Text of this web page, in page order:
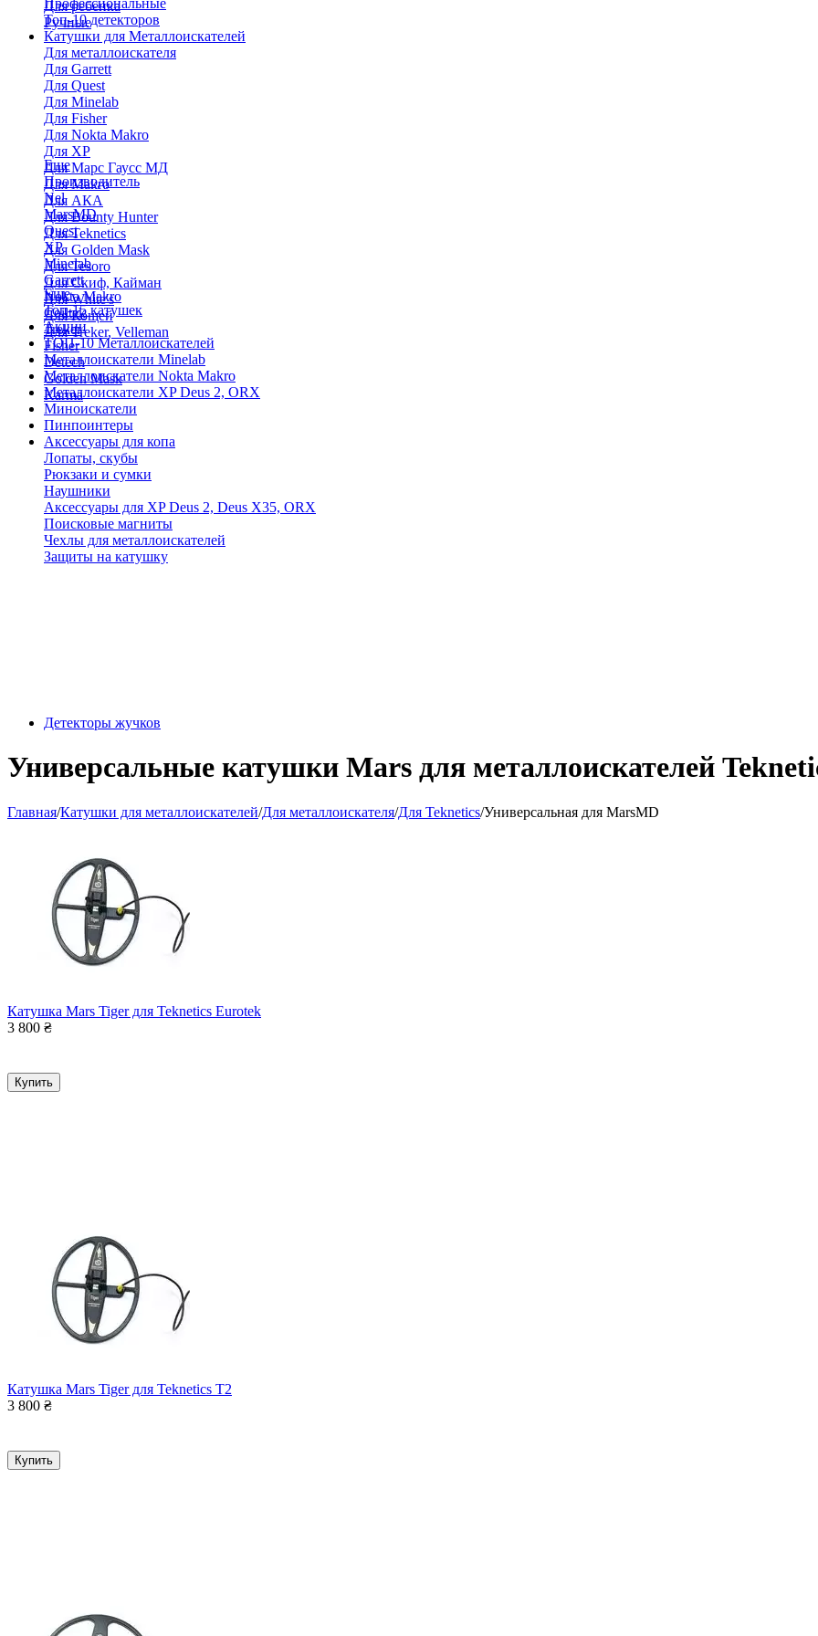
Для ребенка
Ручные
Профессиональные
Топ-10 детекторов
Катушки для Металлоискателей
Для металлоискателя
Для Garrett
Для Quest
Для Minelab
Для Fisher
Для Nokta Makro
Для XP
Для Марс Гаусс МД
Для Makro
Для АКА
Для Bounty Hunter
Для Teknetics
Для Golden Mask
Для Tesoro
Для Скиф, Кайман
Для White's
Для Кощей
Для Treker, Velleman
Еще
Производитель
Nel
MarsMD
Quest
XP
Minelab
Garrett
Nokta Makro
Coiltek
Treker
Fisher
Detech
Golden Mask
Karma
Еще
Топ-15 катушек
Акции
ТОП-10 Металлоискателей
Металлоискатели Minelab
Металлоискатели Nokta Makro
Металлоискатели XP Deus 2, ORX
Миноискатели
Пинпоинтеры
Аксессуары для копа
Лопаты, скубы
Рюкзаки и сумки
Наушники
Аксессуары для XP Deus 2, Deus X35, ORX
Поисковые магниты
Чехлы для металлоискателей
Защиты на катушку
Детекторы жучков
Универсальные катушки Mars для металлоискателей
Главная/Катушки для металлоискателей/Для металлоискателя/Для Teknetics/Универсальная для MarsMD
Катушка Mars Tiger для Teknetics Eurotek
3 800 ₴
Купить
Катушка Mars Tiger для Teknetics T2
3 800 ₴
Купить